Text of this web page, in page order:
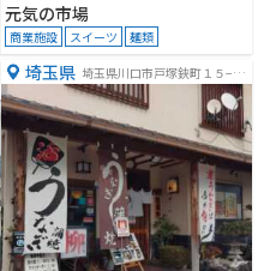
元気の市場
商業施設 スイーツ 麺類
埼玉県 埼玉県川口市戸塚鋏町１５−２
８